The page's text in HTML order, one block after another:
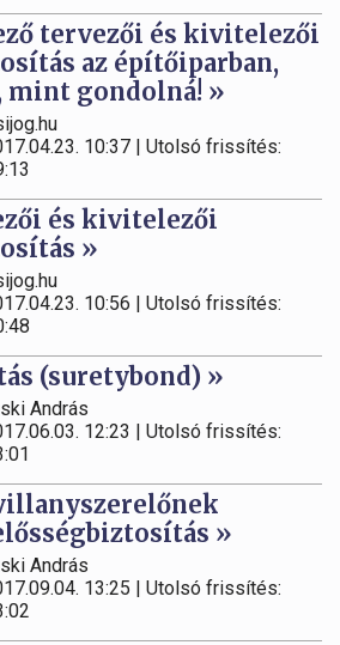
tervezői és kivitelezői
az építőiparban,
mint gondolná! »
10:37 | Utolsó frissítés:
és kivitelezői
»
10:56 | Utolsó frissítés:
(suretybond) »
András
12:23 | Utolsó frissítés:
»
András
13:25 | Utolsó frissítés: